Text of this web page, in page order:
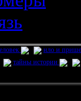
нло и
тайны истории